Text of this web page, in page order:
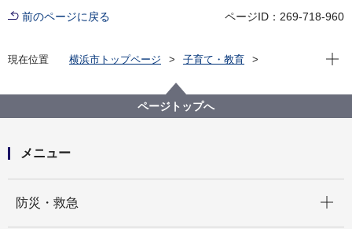
前のページに戻る ページID：269-718-960
現在位置 横浜市トップページ
子育て・教育
児童生徒指導・いじめ防止等の取組
横浜市いじめ問題専門委員会（部会）
横浜市いじめ問題専門委員会令和７年度第９部会
現在
ページトップへ
メニュー
防災・救急